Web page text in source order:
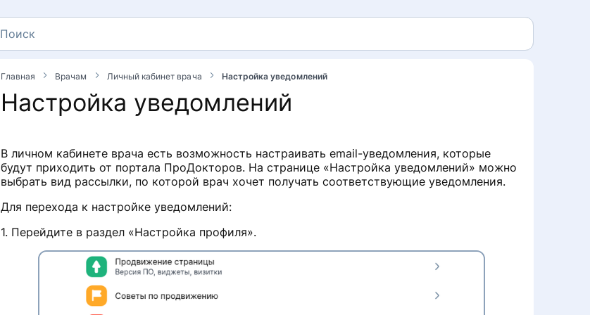
Поиск
Поиск
Главная Врачам Личный кабинет врача Настройка уведомлений
Настройка уведомлений
В личном кабинете врача есть возможность настраивать email-уведомления, которые
будут приходить от портала ПроДокторов. На странице «Настройка уведомлений» можно
выбрать вид рассылки, по которой врач хочет получать соответствующие уведомления.
Для перехода к настройке уведомлений:
1. Перейдите в раздел «Настройка профиля».